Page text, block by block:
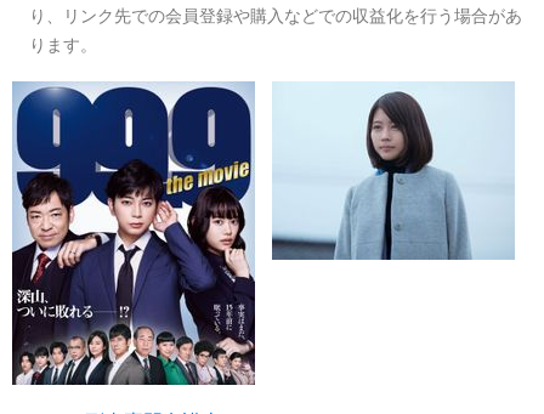
り、リンク先での会員登録や購入などでの収益化を行う場合があ
ります。